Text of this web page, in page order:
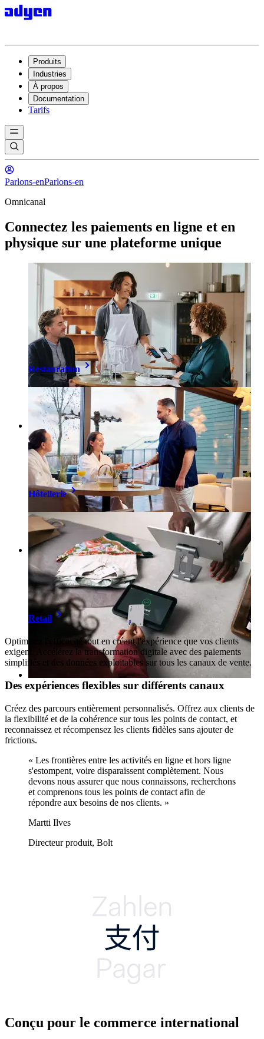
Produits
Industries
À propos
Documentation
Tarifs
Parlons-enParlons-en
Omnicanal
Connectez les paiements en ligne et en
physique sur une plateforme unique
Restauration
Hôtellerie
Retail
Optimisez l'efficacité tout en créant l'expérience que vos clients
exigent. Accélérez la transformation digitale avec des paiements
simplifiés et des données exploitables sur tous les canaux de vente.
Des expériences flexibles sur différents canaux
Créez des parcours entièrement personnalisés. Offrez aux clients de
la flexibilité et de la cohérence sur tous les points de contact, et
reconnaissez et récompensez les clients fidèles sans ajouter de
frictions.
« Les frontières entre les activités en ligne et hors ligne
s'estompent, voire disparaissent complètement. Nous
devons nous assurer que nous connaissons, recherchons
et comprenons tous les points de contact afin de
répondre aux besoins de nos clients. »
Martti Ilves
Directeur produit, Bolt
Conçu pour le commerce international